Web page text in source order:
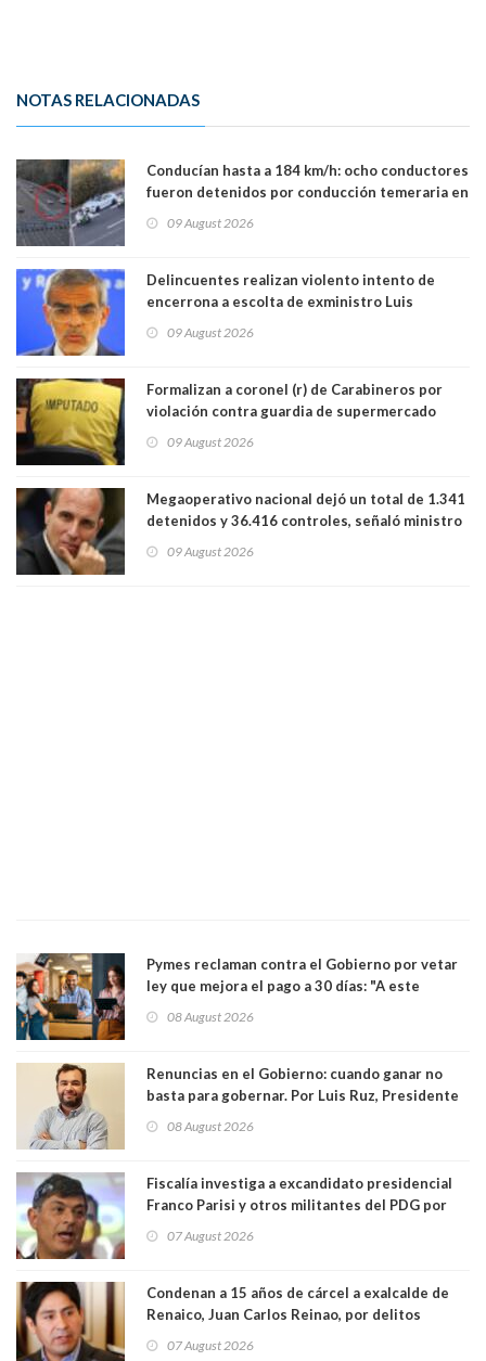
NOTAS RELACIONADAS
Conducían hasta a 184 km/h: ocho conductores
fueron detenidos por conducción temeraria en
09 August 2026
Delincuentes realizan violento intento de
encerrona a escolta de exministro Luis
Lo Espejo
09 August 2026
Formalizan a coronel (r) de Carabineros por
violación contra guardia de supermercado
09 August 2026
Megaoperativo nacional dejó un total de 1.341
detenidos y 36.416 controles, señaló ministro
09 August 2026
Pymes reclaman contra el Gobierno por vetar
ley que mejora el pago a 30 días: "A este
medianas empresas"
08 August 2026
Renuncias en el Gobierno: cuando ganar no
basta para gobernar. Por Luis Ruz, Presidente
08 August 2026
Fiscalía investiga a excandidato presidencial
Franco Parisi y otros militantes del PDG por
07 August 2026
Condenan a 15 años de cárcel a exalcalde de
Renaico, Juan Carlos Reinao, por delitos
07 August 2026